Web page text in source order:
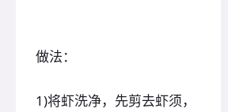
做法：
1)将虾洗净，先剪去虾须，